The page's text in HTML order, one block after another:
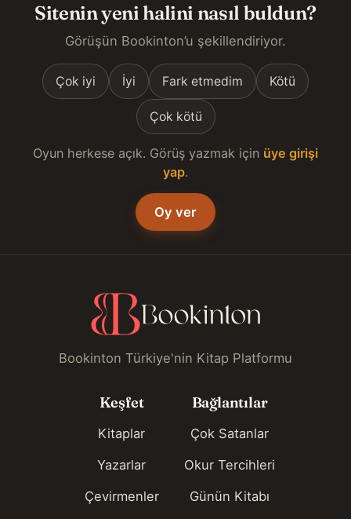
Sitenin yeni halini nasıl buldun?
Görüşün Bookinton’u şekillendiriyor.
Çok iyi İyi Fark etmedim Kötü
Çok kötü
Oyun herkese açık. Görüş yazmak için üye girişi
yap.
Oy ver
Bookinton Türkiye'nin Kitap Platformu
Keşfet
Kitaplar
Yazarlar
Çevirmenler
Bağlantılar
Çok Satanlar
Okur Tercihleri
Günün Kitabı